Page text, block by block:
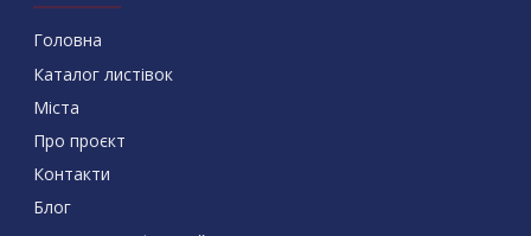
Головна
Каталог листівок
Міста
Про проєкт
Контакти
Блог